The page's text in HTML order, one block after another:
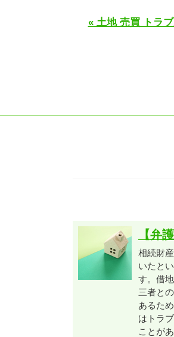
« 土地 売買 トラ
【弁
相続財
いたと
す。借
三者と
あるた
はトラ
ことが